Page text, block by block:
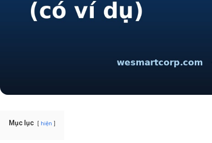
Mục lục hiện